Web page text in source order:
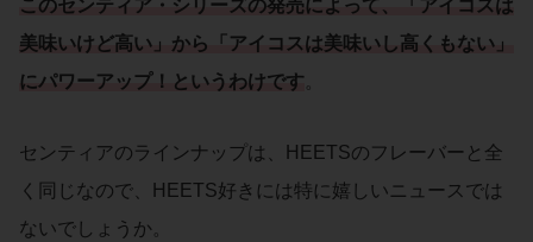
このセンティア・シリーズの発売によって、「アイコスは
美味いけど高い」から「アイコスは美味いし高くもない」
にパワーアップ！というわけです
センティアのラインナップは、HEETSのフレーバーと全
く同じなので、HEETS好きには特に嬉しいニュースでは
ないでしょうか。